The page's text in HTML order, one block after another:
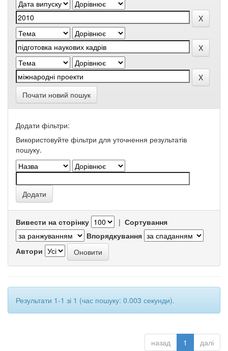
Почати новий пошук
Додати фільтри:
Використовуйте фільтри для уточнення результатів
пошуку.
Вивести на сторінку | Сортування
Впорядкування
Автори
Результати 1-1 зі 1 (час пошуку: 0.003 секунди).
назад 1 далі